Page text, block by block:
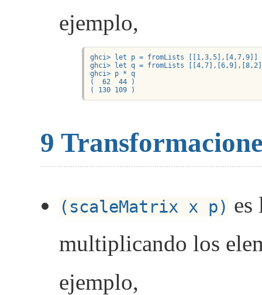
ejemplo,
ghci> let p = fromLists [[1,3,5],[4,7,9]]
ghci> let q = fromLists
ghci> p * q
(  62  44 )
( 130 109 )
9
(scaleMatrix x p) es
multiplicando los
ejemplo,